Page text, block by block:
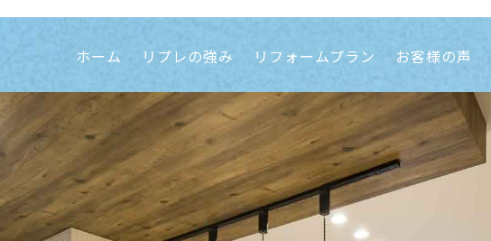
ホーム リプレの強み リフォームプラン お客様の声